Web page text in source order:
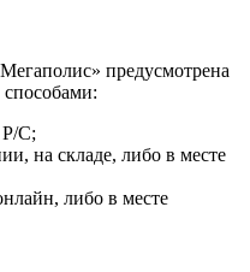
предусмотрена
Р/С;
на складе, либо в месте
либо в месте